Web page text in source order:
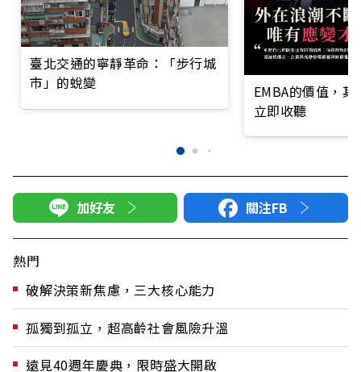
臺北交通的寧靜革命：「步行城
市」的蛻變
EMBA的價值，
立即收聽
加好友 關注FB
熱門
破解決策新焦慮，三大核心能力
孤獨到孤立，超高齡社會風險升溫
遠見40週年慶典，限時盛大開啟